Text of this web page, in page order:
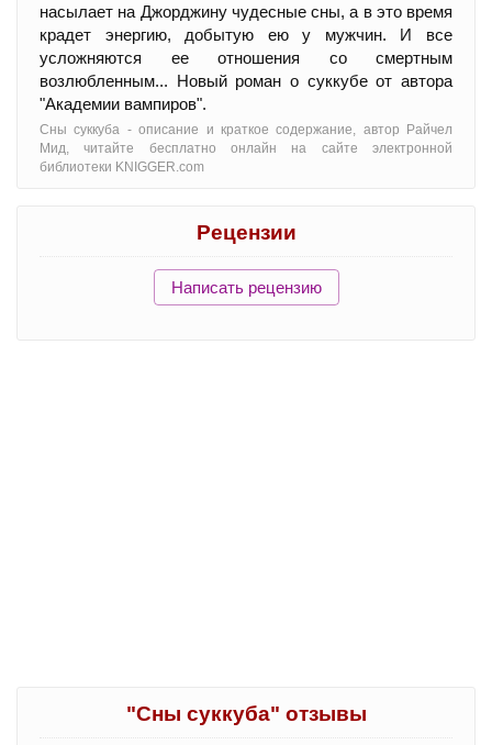
насылает на Джорджину чудесные сны, а в это время
крадет энергию, добытую ею у мужчин. И все
усложняются ее отношения со смертным
возлюбленным... Новый роман о суккубе от автора
"Академии вампиров".
Сны суккуба - oписание и краткое содержание, автор Райчел
Мид, читайте бесплатно онлайн на сайте электронной
библиотеки KNIGGER.com
Рецензии
Написать рецензию
"Сны суккуба" отзывы